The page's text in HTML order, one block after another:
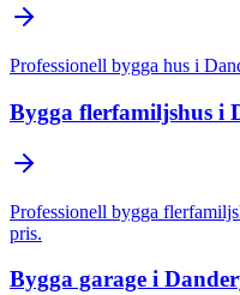
Professionell bygga hus i
Bygga flerfamiljshus i
Professionell bygga
pris.
Bygga garage i